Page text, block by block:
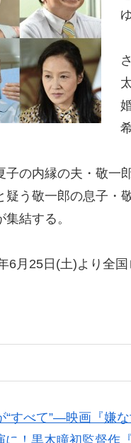
子の内縁の夫・敬一
疑う敬一郎の息子・
結する。
6月25日(土)より全国
“すべて”―映画『嫌